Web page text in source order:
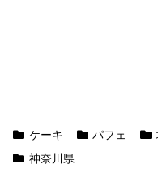
ケーキ パフェ
神奈川県